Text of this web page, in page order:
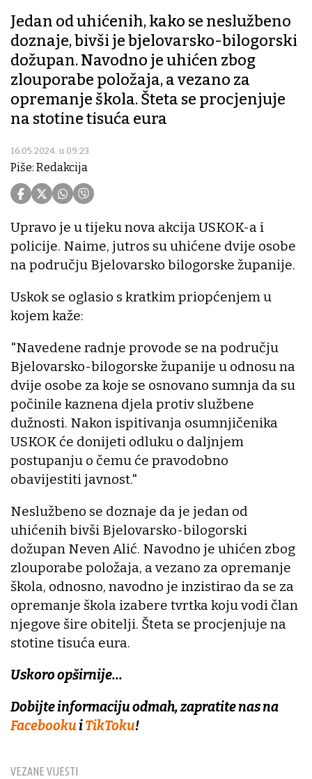
Jedan od uhićenih, kako se neslužbeno
doznaje, bivši je bjelovarsko-bilogorski
dožupan. Navodno je uhićen zbog
zlouporabe položaja, a vezano za
opremanje škola. Šteta se procjenjuje
na stotine tisuća eura
16.05.2024. u 09:23
Piše: Redakcija
VEZANE VIJESTI
Upravo je u tijeku nova akcija USKOK-a i
policije. Naime, jutros su uhićene dvije osobe
na području Bjelovarsko bilogorske županije.
Uskok se oglasio s kratkim priopćenjem u
kojem kaže:
"Navedene radnje provode se na području
Bjelovarsko-bilogorske županije u odnosu na
dvije osobe za koje se osnovano sumnja da su
počinile kaznena djela protiv službene
dužnosti. Nakon ispitivanja osumnjičenika
USKOK će donijeti odluku o daljnjem
postupanju o čemu će pravodobno
obavijestiti javnost."
Neslužbeno se doznaje da je jedan od
uhićenih bivši Bjelovarsko-bilogorski
dožupan Neven Alić. Navodno je uhićen zbog
zlouporabe položaja, a vezano za opremanje
škola, odnosno, navodno je inzistirao da se za
opremanje škola izabere tvrtka koju vodi član
njegove šire obitelji. Šteta se procjenjuje na
stotine tisuća eura.
Uskoro opširnije...
Dobijte informaciju odmah, zapratite nas na
FacebookuiTikToku!